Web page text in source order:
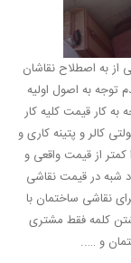
به اصطلاح نقاشان
توجه به اصول اولیه
کار قیمت کلیه کار
کالر و پتینه کاری و
از قیمت واقعی و
شبه در قیمت نقاشی
نقاشی ساختمان با
کلمه فقط مشتری
و …..